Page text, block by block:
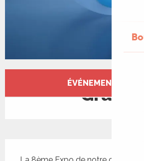
Ouverture etÉVÉNEMENT
Gratuit